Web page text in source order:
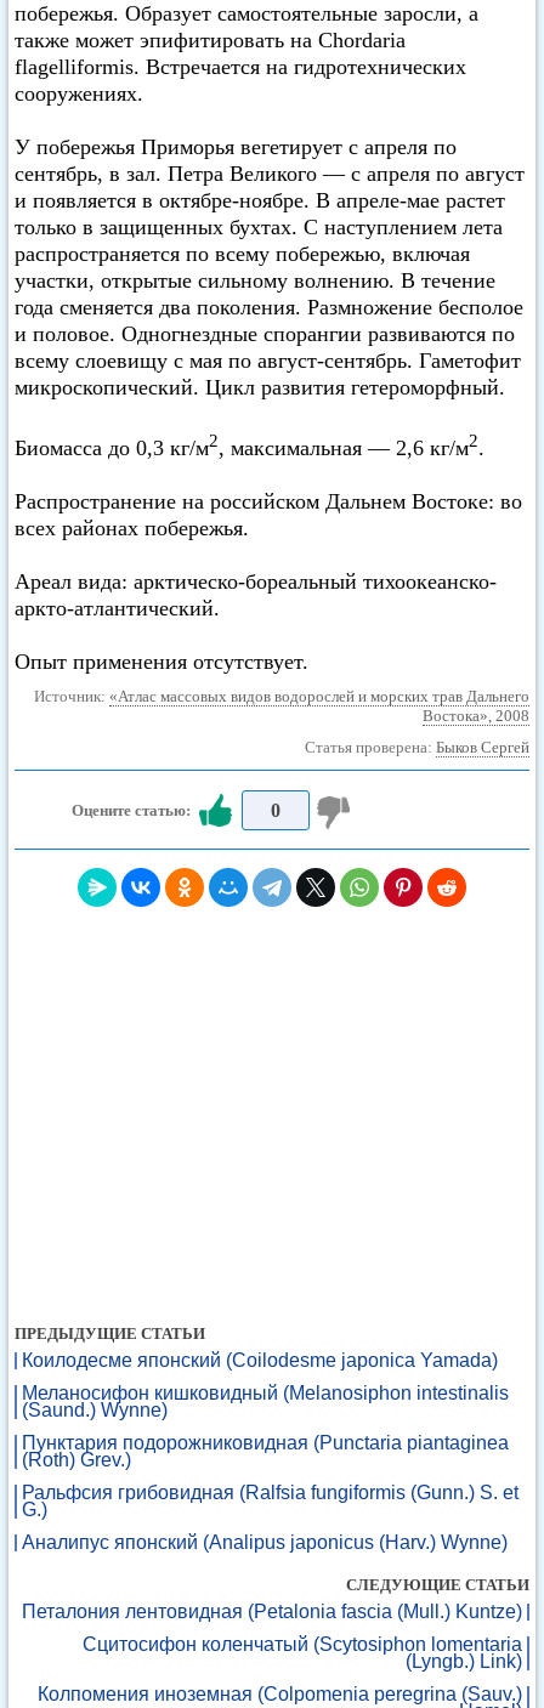
побережья. Образует самостоятельные заросли, а
также может эпифитировать на Chordaria
flagelliformis. Встречается на гидротехнических
сооружениях.
У побережья Приморья вегетирует с апреля по
сентябрь, в зал. Петра Великого — с апреля по август
и появляется в октябре-ноябре. В апреле-мае растет
только в защищенных бухтах. С наступлением лета
распространяется по всему побережью, включая
участки, открытые сильному волнению. В течение
года сменяется два поколения. Размножение бесполое
и половое. Одногнездные спорангии развиваются по
всему слоевищу с мая по август-сентябрь. Гаметофит
микроскопический. Цикл развития гетероморфный.
Биомасса до 0,3 кг/м2, максимальная — 2,6 кг/м2.
Распространение на российском Дальнем Востоке: во
всех районах побережья.
Ареал вида: арктическо-бореальный тихоокеанско-
аркто-атлантический.
Опыт применения отсутствует.
Источник: «Атлас массовых видов водорослей и морских трав Дальнего
Востока», 2008
Статья проверена: Быков Сергей
Оцените статью: 0
ПРЕДЫДУЩИЕ СТАТЬИ
Коилодесме японский (Coilodesme japonica Yamada)
Меланосифон кишковидный (Melanosiphon intestinalis
(Saund.) Wynne)
Пунктария подорожниковидная (Punctaria piantaginea
(Roth) Grev.)
Ральфсия грибовидная (Ralfsia fungiformis (Gunn.) S. et
G.)
Аналипус японский (Analipus japonicus (Harv.) Wynne)
СЛЕДУЮЩИЕ СТАТЬИ
Петалония лентовидная (Petalonia fascia (Mull.) Kuntze)
Сцитосифон коленчатый (Scytosiphon lomentaria
(Lyngb.) Link)
Колпомения иноземная (Colpomenia peregrina (Sauv.)